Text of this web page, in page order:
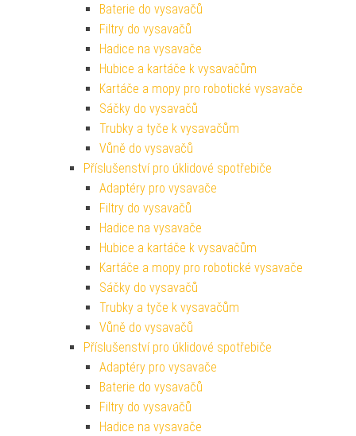
Baterie do vysavačů
Filtry do vysavačů
Hadice na vysavače
Hubice a kartáče k vysavačům
Kartáče a mopy pro robotické vysavače
Sáčky do vysavačů
Trubky a tyče k vysavačům
Vůně do vysavačů
Příslušenství pro úklidové spotřebiče
Adaptéry pro vysavače
Filtry do vysavačů
Hadice na vysavače
Hubice a kartáče k vysavačům
Kartáče a mopy pro robotické vysavače
Sáčky do vysavačů
Trubky a tyče k vysavačům
Vůně do vysavačů
Příslušenství pro úklidové spotřebiče
Adaptéry pro vysavače
Baterie do vysavačů
Filtry do vysavačů
Hadice na vysavače